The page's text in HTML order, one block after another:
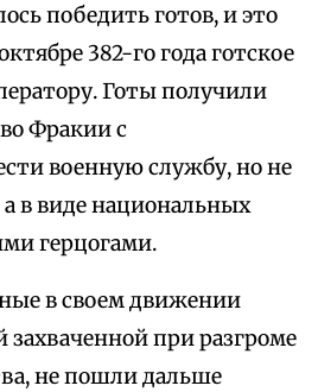
победить готов, и это
382-го года готское
Готы получили
Фракии с
военную службу, но не
в виде национальных
герцогами.
в своем движении
при разгроме
не пошли дальше